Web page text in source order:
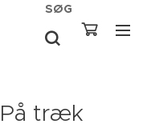
SØG
På træk